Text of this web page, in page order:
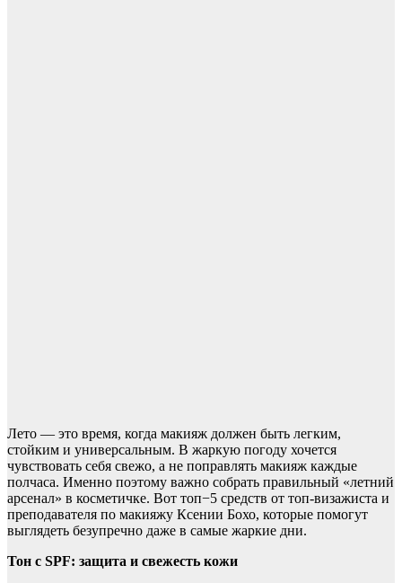
Лето — это время, когда макияж должен быть легким,
стойким и универсальным. В жаркую погоду хочется
чувствовать себя свежо, а не поправлять макияж каждые
полчаса. Именно поэтому важно собрать правильный «летний
арсенал» в косметичке. Вот топ−5 средств от топ-визажиста и
преподавателя по макияжу Ксении Бохо, которые помогут
выглядеть безупречно даже в самые жаркие дни.
Тон с SPF: защита и свежесть кожи